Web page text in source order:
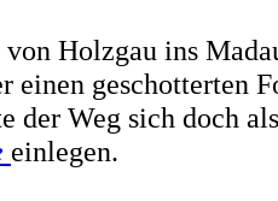
von Holzgau ins
einen geschotterten
der Weg sich doch
einlegen.